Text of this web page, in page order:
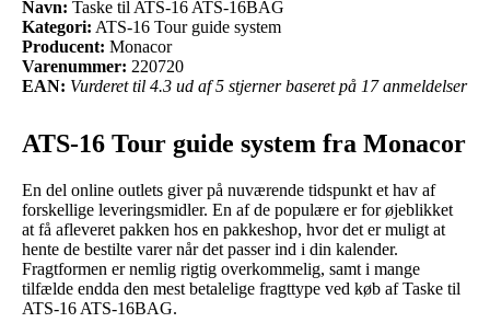
Navn: Taske til ATS-16 ATS-16BAG
Kategori: ATS-16 Tour guide system
Producent: Monacor
Varenummer: 220720
EAN: Vurderet til 4.3 ud af 5 stjerner baseret på 17 anmeldelser
ATS-16 Tour guide system fra Monacor
En del online outlets giver på nuværende tidspunkt et hav af
forskellige leveringsmidler. En af de populære er for øjeblikket
at få afleveret pakken hos en pakkeshop, hvor det er muligt at
hente de bestilte varer når det passer ind i din kalender.
Fragtformen er nemlig rigtig overkommelig, samt i mange
tilfælde endda den mest betalelige fragttype ved køb af Taske til
ATS-16 ATS-16BAG.